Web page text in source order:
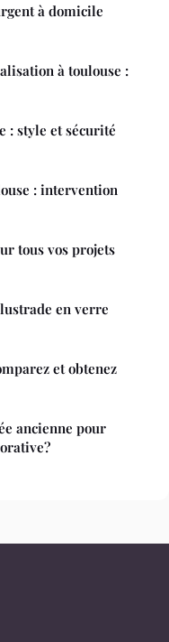
à domicile
à toulouse :
: style et sécurité
: intervention
tous vos projets
en verre
et obtenez
ancienne pour